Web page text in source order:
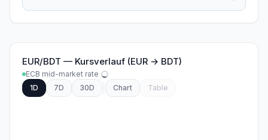
EUR/BDT — Kursverlauf (EUR → BDT)
ECB mid-market rate
1D
7D 30D Chart Table